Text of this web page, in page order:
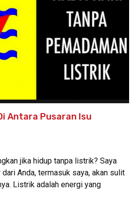
Antara Pusaran Isu
jika hidup tanpa listrik? Saya
Anda, termasuk saya, akan sulit
Listrik adalah energi yang